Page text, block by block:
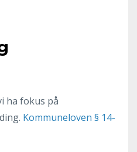
ha fokus på
Kommuneloven § 14-